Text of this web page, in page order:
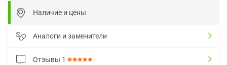
Наличие и цены
Аналоги и заменители
Отзывы 1